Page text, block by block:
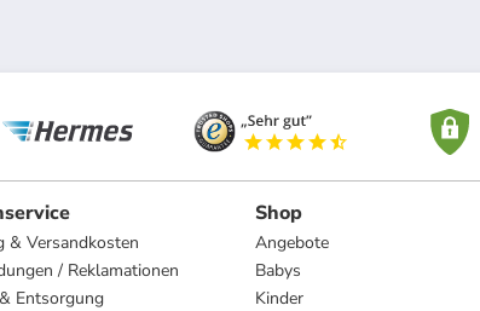
& Versandkosten
/ Reklamationen
Entsorgung
Shop
Angebote
Babys
Kinder